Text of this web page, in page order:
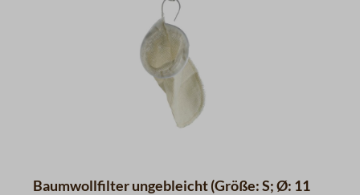
Baumwollfilter ungebleicht (Größe: S; Ø: 11